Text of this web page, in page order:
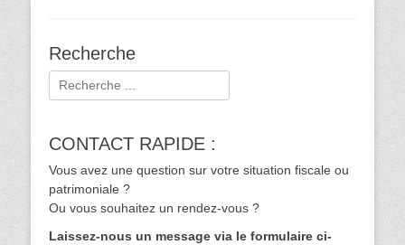
Recherche
Rechercher :
CONTACT RAPIDE :
Vous avez une question sur votre situation fiscale ou
patrimoniale ?
Ou vous souhaitez un rendez-vous ?
Laissez-nous un message via le formulaire ci-